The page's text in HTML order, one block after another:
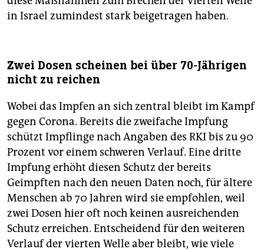
Jahren,Bewohner:innen von Altenheimen und
medizinisches Pflegepersonal mit direktem
Die Booster-Impfung sollte frühestens sechs Monate
nach der Zweit­impfung erfolgen. Menschen, die mit
Johnson & Johnson geimpft wurden, empfiehlt die
Impfkommission eine Booster-Impfung vier Wochen
nach der Erstimpfung. In Deutschland haben bereits 2
Millionen Menschen eine Auf­frischungsimpfung
bekommen.(rtr, dpa)
in Israel zumindest stark beigetragen haben.
Zwei Dosen scheinen bei über 70-Jährigen
nicht zu reichen
Wobei das Impfen an sich zentral bleibt im Kampf
gegen Corona. Bereits die zweifache Impfung
schützt Impflinge nach Angaben des RKI bis zu 90
Prozent vor einem schweren Verlauf. Eine dritte
Impfung erhöht diesen Schutz der bereits
Geimpften nach den neuen Daten noch, für ältere
Menschen ab 70 Jahren wird sie empfohlen, weil
zwei Dosen hier oft noch keinen ausreichenden
Schutz er­reichen. Entscheidend für den weiteren
Verlauf der vierten Welle aber bleibt, wie viele